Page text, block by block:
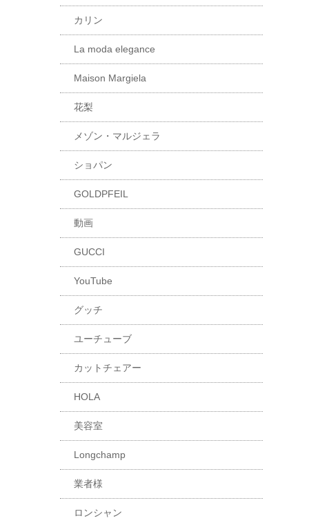
カリン
La moda elegance
Maison Margiela
花梨
メゾン・マルジェラ
ショパン
GOLDPFEIL
動画
GUCCI
YouTube
グッチ
ユーチューブ
カットチェアー
HOLA
美容室
Longchamp
業者様
ロンシャン